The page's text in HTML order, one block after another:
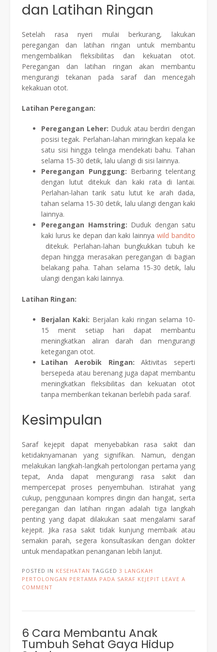
dan Latihan Ringan
Setelah rasa nyeri mulai berkurang, lakukan
peregangan dan latihan ringan untuk membantu
mengembalikan fleksibilitas dan kekuatan otot.
Peregangan dan latihan ringan akan membantu
mengurangi tekanan pada saraf dan mencegah
kekakuan otot.
Latihan Peregangan:
Peregangan Leher: Duduk atau berdiri dengan
posisi tegak. Perlahan-lahan miringkan kepala ke
satu sisi hingga telinga mendekati bahu. Tahan
selama 15-30 detik, lalu ulangi di sisi lainnya.
Peregangan Punggung: Berbaring telentang
dengan lutut ditekuk dan kaki rata di lantai.
Perlahan-lahan tarik satu lutut ke arah dada,
tahan selama 15-30 detik, lalu ulangi dengan kaki
lainnya.
Peregangan Hamstring: Duduk dengan satu
kaki lurus ke depan dan kaki lainnyawild bandito
ditekuk. Perlahan-lahan bungkukkan tubuh ke
depan hingga merasakan peregangan di bagian
belakang paha. Tahan selama 15-30 detik, lalu
ulangi dengan kaki lainnya.
Latihan Ringan:
Berjalan Kaki: Berjalan kaki ringan selama 10-
15 menit setiap hari dapat membantu
meningkatkan aliran darah dan mengurangi
ketegangan otot.
Latihan Aerobik Ringan: Aktivitas seperti
bersepeda atau berenang juga dapat membantu
meningkatkan fleksibilitas dan kekuatan otot
tanpa memberikan tekanan berlebih pada saraf.
Kesimpulan
Saraf kejepit dapat menyebabkan rasa sakit dan
ketidaknyamanan yang signifikan. Namun, dengan
melakukan langkah-langkah pertolongan pertama yang
tepat, Anda dapat mengurangi rasa sakit dan
mempercepat proses penyembuhan. Istirahat yang
cukup, penggunaan kompres dingin dan hangat, serta
peregangan dan latihan ringan adalah tiga langkah
penting yang dapat dilakukan saat mengalami saraf
kejepit. Jika rasa sakit tidak kunjung membaik atau
semakin parah, segera konsultasikan dengan dokter
untuk mendapatkan penanganan lebih lanjut.
POSTED IN KESEHATAN TAGGED 3 LANGKAH
PERTOLONGAN PERTAMA PADA SARAF KEJEPIT LEAVE A
COMMENT
6 Cara Membantu Anak
Tumbuh Sehat Gaya Hidup